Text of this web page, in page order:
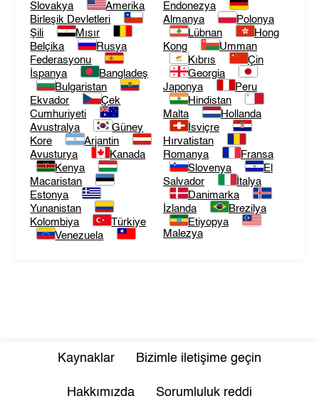
Slovakya
Amerika
Birleşik Devletleri
Şili
Mısır
Belçika
Rusya
Federasyonu
İspanya
Bangladeş
Bulgaristan
Ekvador
Çek
Cumhuriyeti
Avustralya
Güney
Kore
Arjantin
Avusturya
Kanada
Kenya
Macaristan
Estonya
Yunanistan
Kolombiya
Türkiye
Venezuela
Endonezya
Almanya
Polonya
Lübnan
Hong
Kong
Umman
Kıbrıs
Çin
Georgia
Japonya
Peru
Hindistan
Malta
Hollanda
İsviçre
Hırvatistan
Romanya
Fransa
Slovenya
El
Salvador
İtalya
Danimarka
İzlanda
Brezilya
Etiyopya
Malezya
Kaynaklar Bizimle iletişime geçin
Hakkımızda Sorumluluk reddi